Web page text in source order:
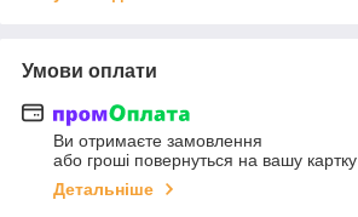
Умови оплати
Ви отримаєте замовлення
або гроші повернуться на вашу картку
Детальніше